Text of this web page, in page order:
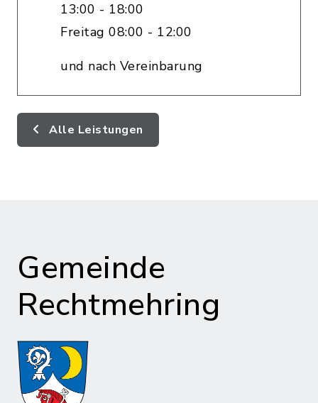
13:00 - 18:00
Freitag 08:00 - 12:00
und nach Vereinbarung
Alle Leistungen
Gemeinde
Rechtmehring